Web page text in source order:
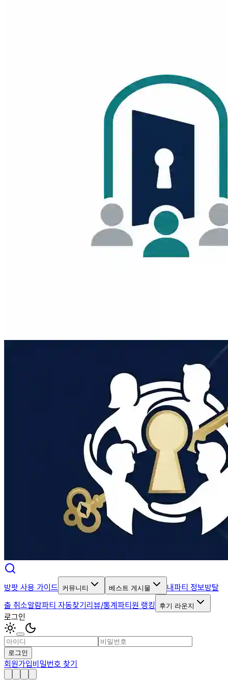
방팟 사용 가이드 커뮤니티 베스트 게시물 내파티 정보방탈
출 취소알람파티 자동찾기리뷰/통계파티원 랭킹 후기 라운지
로그인
로그인
회원가입비밀번호 찾기